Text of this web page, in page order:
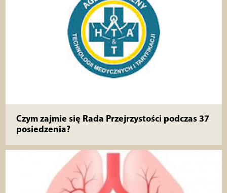
Czym zajmie się Rada Przejrzystości podczas 37
posiedzenia?